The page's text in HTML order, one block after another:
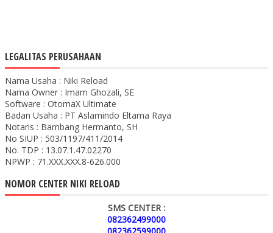
LEGALITAS PERUSAHAAN
Nama Usaha : Niki Reload
Nama Owner : Imam Ghozali, SE
Software : OtomaX Ultimate
Badan Usaha : PT Aslamindo Eltama Raya
Notaris : Bambang Hermanto, SH
No SIUP : 503/1197/411/2014
No. TDP : 13.07.1.47.02270
NPWP : 71.XXX.XXX.8-626.000
NOMOR CENTER NIKI RELOAD
SMS CENTER :
082362499000